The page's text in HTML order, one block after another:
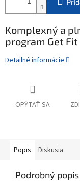
Komplexný a
program Get
Detailné informácie
OPÝTAŤ SA
Popis Diskusia
Podrobný popis